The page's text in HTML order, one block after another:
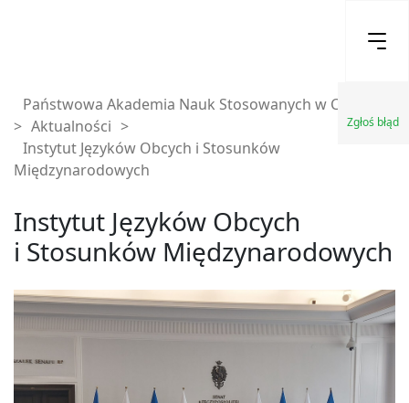
Zgłoś błąd
Państwowa Akademia Nauk Stosowanych w Chełmie
> Aktualności >
Instytut Języków Obcych i Stosunków
Międzynarodowych
Instytut Języków Obcych
i Stosunków Międzynarodowych